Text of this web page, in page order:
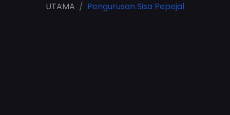
UTAMA Pengurusan Sisa Pepejal